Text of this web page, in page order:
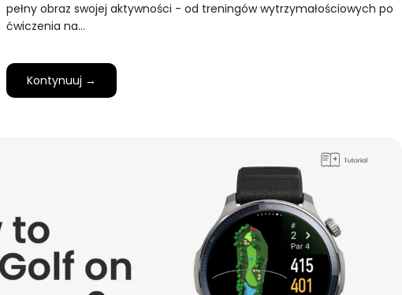
pełny obraz swojej aktywności - od treningów wytrzymałościowych po
ćwiczenia na…
Kontynuuj →